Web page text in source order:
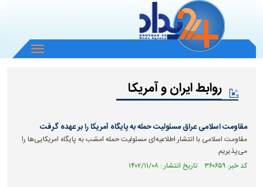
باز
و
روابط ایران و آمریکا
مقاومت اسلامی عراق مسئولیت حمله به پایگاه آمریکا را بر عهده گرفت
مقاومت اسلامی با انتشار اطلاعیه‌ای مسئولیت حمله امشب به پایگاه امریکایی‌ها را
می‌پذیریم.
کد خبر: ۳۶۰۶۵۹ تاریخ انتشار : ۱۴۰۲/۱۱/۰۸